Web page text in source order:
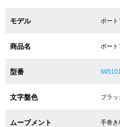
ショップ
ラッピングサービス
腕時計サイズ調整サービス
店舗受け取りサービス
モデル ポート
商品名 ポー
型番
文字盤色 ブラ
ムーブメント 手巻